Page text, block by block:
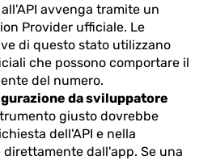
avvenga tramite un
Provider ufficiale. Le
di questo stato utilizzano
che possono comportare il
del numero.
da sviluppatore
giusto dovrebbe
dell'API e nella
dall'app. Se una